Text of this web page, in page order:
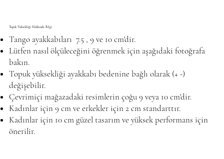
Topuk Yüksekliği Hakkında Bilgi
Tango ayakkabıları 7.5 , 9 ve 10 cm'dir.
Lütfen nasıl ölçüleceğini öğrenmek için aşağıdaki fotoğrafa
bakın.
Topuk yüksekliği ayakkabı bedenine bağlı olarak (+ -)
değişebilir.
Çevrimiçi mağazadaki resimlerin çoğu 9 veya 10 cm'dir.
Kadınlar için 9 cm ve erkekler için 2 cm standarttır.
Kadınlar için 10 cm güzel tasarım ve yüksek performans için
önerilir.